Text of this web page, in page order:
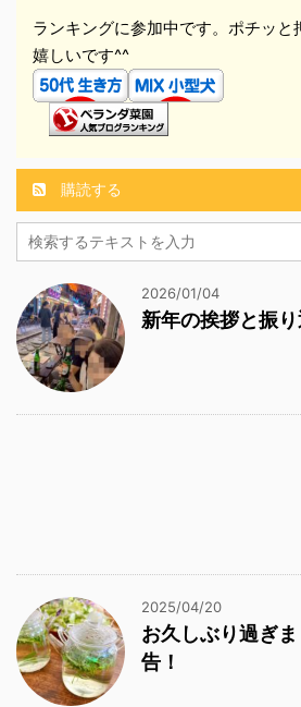
ランキングに参加中です。ポチッと
嬉しいです^^
購読する
2026/01/04
新年の挨拶と振り
2025/04/20
お久しぶり過ぎ
告！